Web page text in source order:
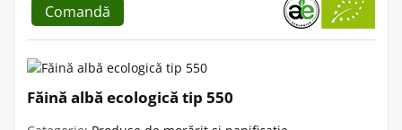
Comandă
Făină albă ecologică tip 550